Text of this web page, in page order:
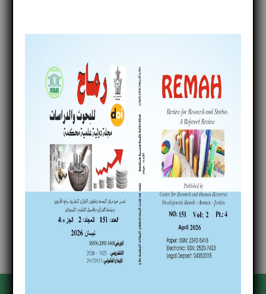
+
–
فاعلية الأمن السيبراني في المحافظة على السيادة الوطنية
(دراسة وصفية تحليلية)
بروفيسور/ أبكر عبدالبنات آدم
المدير الأسبق لجامعة القرآن الكريم وتأصيل العلوم- السودان
نائب رئيس اتحاد الجامعات الدولي- السودان
نسخة الغلاف
تحميل الملف